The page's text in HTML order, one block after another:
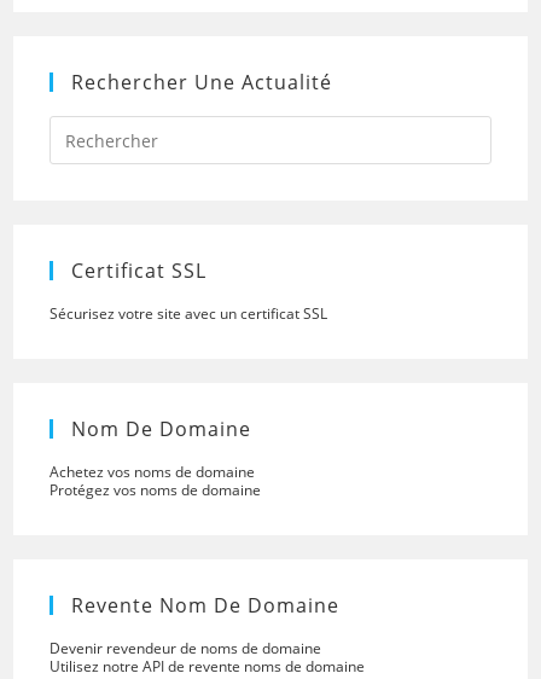
Rechercher Une Actualité
Press
to
Certificat SSL
Sécurisez votre site avec un certificat SSL
Nom De Domaine
Achetez vos noms de domaine
Protégez vos noms de domaine
Revente Nom De Domaine
Devenir revendeur de noms de domaine
Utilisez notre API de revente noms de domaine